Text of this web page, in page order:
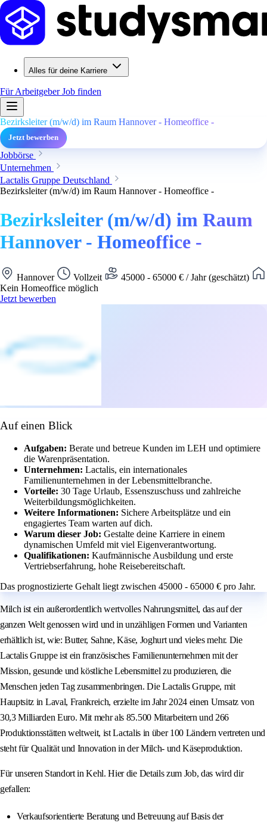
Alles für deine Karriere
Für ArbeitgeberJob finden
Bezirksleiter (m/w/d) im Raum Hannover - Homeoffice -
Jetzt bewerben
Jobbörse
Unternehmen
Lactalis Gruppe Deutschland
Bezirksleiter (m/w/d) im Raum Hannover - Homeoffice -
Bezirksleiter (m/w/d) im Raum
Hannover - Homeoffice -
Hannover Vollzeit
45000 - 65000 € / Jahr (geschätzt)
Kein Homeoffice möglich
Jetzt bewerben
Auf einen Blick
Aufgaben: Berate und betreue Kunden im LEH und optimiere
die Warenpräsentation.
Unternehmen: Lactalis, ein internationales
Familienunternehmen in der Lebensmittelbranche.
Vorteile: 30 Tage Urlaub, Essenszuschuss und zahlreiche
Weiterbildungsmöglichkeiten.
Weitere Informationen: Sichere Arbeitsplätze und ein
engagiertes Team warten auf dich.
Warum dieser Job: Gestalte deine Karriere in einem
dynamischen Umfeld mit viel Eigenverantwortung.
Qualifikationen: Kaufmännische Ausbildung und erste
Vertriebserfahrung, hohe Reisebereitschaft.
Das prognostizierte Gehalt liegt zwischen 45000 - 65000 € pro Jahr.
Milch ist ein außerordentlich wertvolles Nahrungsmittel, das auf der
ganzen Welt genossen wird und in unzähligen Formen und Varianten
erhältlich ist, wie: Butter, Sahne, Käse, Joghurt und vieles mehr. Die
Lactalis Gruppe ist ein französisches Familienunternehmen mit der
Mission, gesunde und köstliche Lebensmittel zu produzieren, die
Menschen jeden Tag zusammenbringen. Die Lactalis Gruppe, mit
Hauptsitz in Laval, Frankreich, erzielte im Jahr 2024 einen Umsatz von
30,3 Milliarden Euro. Mit mehr als 85.500 Mitarbeitern und 266
Produktionsstätten weltweit, ist Lactalis in über 100 Ländern vertreten und
steht für Qualität und Innovation in der Milch- und Käseproduktion.
Für unseren Standort in Kehl. Hier die Details zum Job, das wird dir
gefallen:
Verkaufsorientierte Beratung und Betreuung auf Basis der